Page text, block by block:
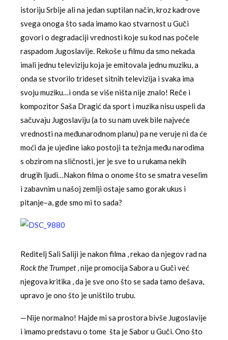
istoriju Srbije ali na jedan suptilan način, kroz kadrove
svega onoga što sada imamo kao stvarnost u Guči
govori o degradaciji vrednosti koje su kod nas počele
raspadom Jugoslavije. Rekoše u filmu da smo nekada
imali jednu televiziju koja je emitovala jednu muziku, a
onda se stvorilo trideset sitnih televizija i svaka ima
svoju muziku…i onda se više ništa nije znalo! Reče i
kompozitor Saša Dragić da sport i muzika nisu uspeli da
sačuvaju Jugoslaviju (a to su nam uvek bile najveće
vrednosti na međunarodnom planu) pa ne veruje ni da će
moći da je ujedine iako postoji ta težnja među narodima
s obzirom na sličnosti, jer je sve to u rukama nekih
drugih ljudi…Nakon filma o onome što se smatra veselim
i zabavnim u našoj zemlji ostaje samo gorak ukus i
pitanje–a, gde smo mi to sada?
Reditelj Sali Saliji je nakon filma , rekao da njegov rad na
Rock the Trumpet, nije promocija Sabora u Guči već
njegova kritika , da je sve ono što se sada tamo dešava,
upravo je ono što je uništilo trubu.
—Nije normalno! Hajde mi sa prostora bivše Jugoslavije
i imamo predstavu o tome šta je Sabor u Guči. Ono što